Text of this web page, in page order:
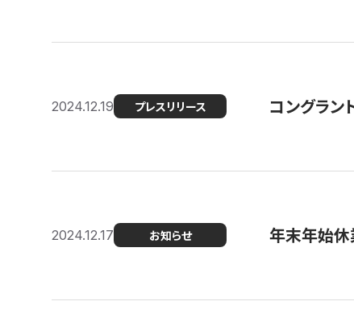
2024.12.19 プレスリリース コングラン
2024.12.17 お知らせ 年末年始休